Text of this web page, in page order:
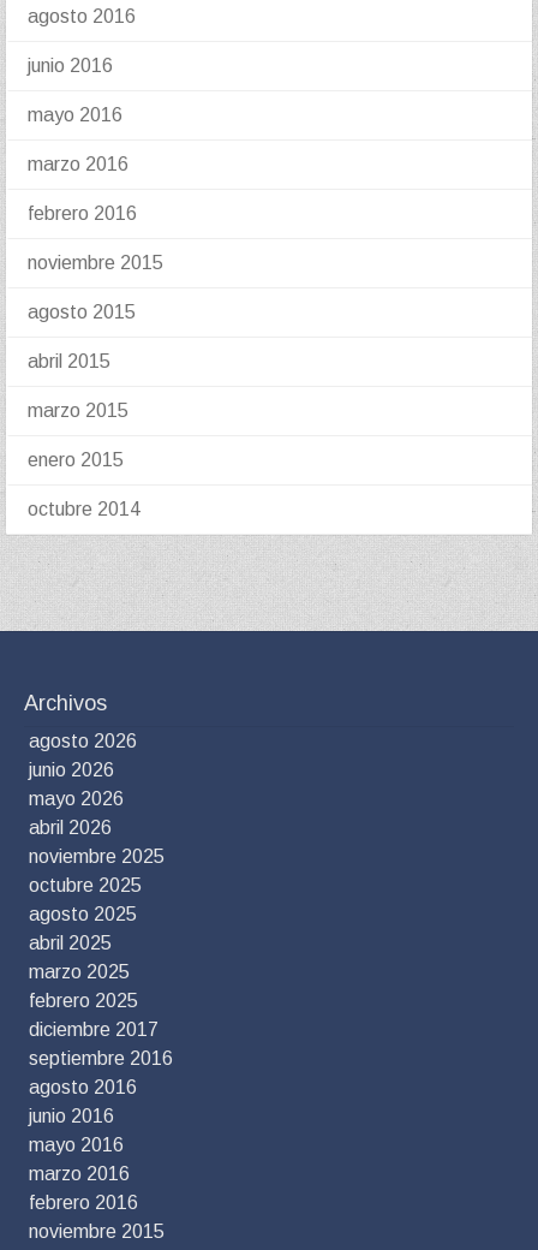
agosto 2016
junio 2016
mayo 2016
marzo 2016
febrero 2016
noviembre 2015
agosto 2015
abril 2015
marzo 2015
enero 2015
octubre 2014
Archivos
agosto 2026
junio 2026
mayo 2026
abril 2026
noviembre 2025
octubre 2025
agosto 2025
abril 2025
marzo 2025
febrero 2025
diciembre 2017
septiembre 2016
agosto 2016
junio 2016
mayo 2016
marzo 2016
febrero 2016
noviembre 2015